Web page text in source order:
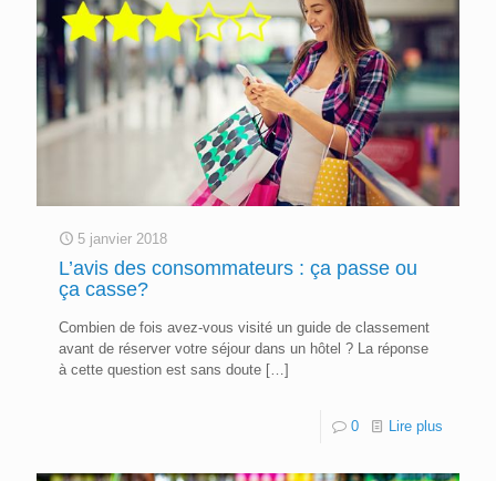
5 janvier 2018
L’avis des consommateurs : ça passe ou
ça casse?
Combien de fois avez-vous visité un guide de classement
avant de réserver votre séjour dans un hôtel ? La réponse
à cette question est sans doute […]
0 Lire plus